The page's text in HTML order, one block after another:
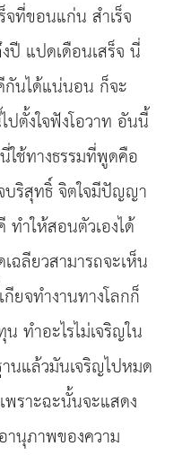
จที่ขอนแก่น สำเร็จ
ปี แปดเดือนเสร็จ นี่
กันได้แน่นอน ก็จะ
ตั้งใจฟังโอวาท อันนี้
ช้ทางธรรมที่พูดคือ
บริสุทธิ์ จิตใจมีปัญญา
ทำให้สอนตัวเองได้
ฉลียวสามารถจะเห็น
ยจทำงานทางโลกก็
ทำอะไรไม่เจริญใน
นแล้วมันเจริญไปหมด
พราะฉะนั้นจะแสดง
านุภาพของความ